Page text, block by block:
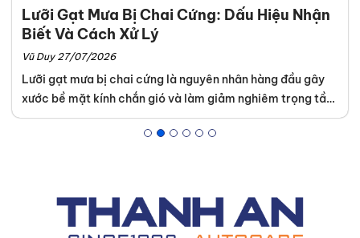
Lưỡi Gạt Mưa Bị Chai Cứng: Dấu Hiệu Nhận
Biết Và Cách Xử Lý
Vũ Duy 27/07/2026
Lưỡi gạt mưa bị chai cứng là nguyên nhân hàng đầu gây
xước bề mặt kính chắn gió và làm giảm nghiêm trọng tầm
nhìn khi di chuyển trong thời tiết xấu. Tình trạng này diễn
ra âm thầm nhưng để lại hậu quả lớn nếu chủ xe không
cách xác định độ lão hóa của cao su và phương án xử lý
hiệu quả nhất.